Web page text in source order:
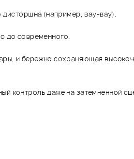
дисторшна (например, вау-вау).
до современного.
и бережно сохраняющая
контроль даже на затемненной